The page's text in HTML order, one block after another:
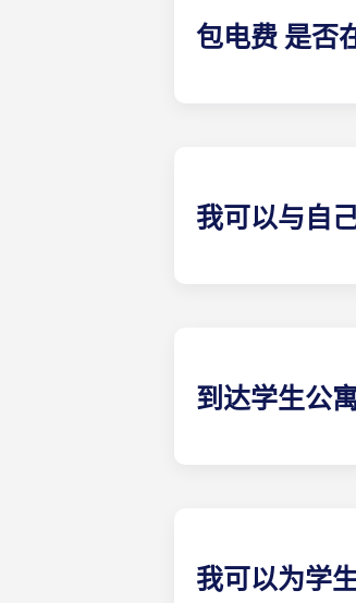
包电费 是否
我可以与自
到达学生公
我可以为学